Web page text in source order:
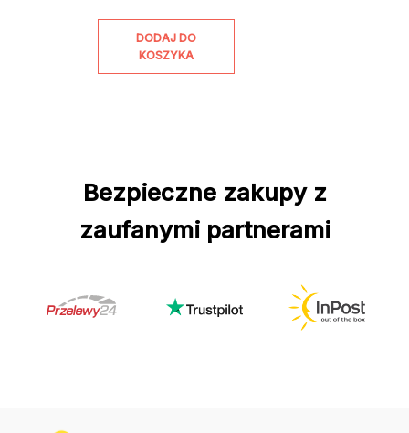
DODAJ DO
KOSZYKA
Bezpieczne zakupy z
zaufanymi partnerami